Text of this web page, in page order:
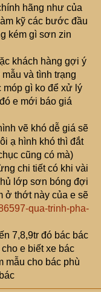
hãng như của
kỹ các bước đầu
kém gì sơn zin
khách hàng gợi ý
và tình trạng
gì ko để xử lý
e mới báo giá
vẽ khó dễ giá sẽ
ạ hình khó thì đắt
cũng có mà)
chi tiết có khi vài
lớp sơn bóng đợi
ở thớt này của e sẽ
qua-trinh-pha-
7,8,9tr đó bác bác
e biết xe bác
mẫu cho bác phù